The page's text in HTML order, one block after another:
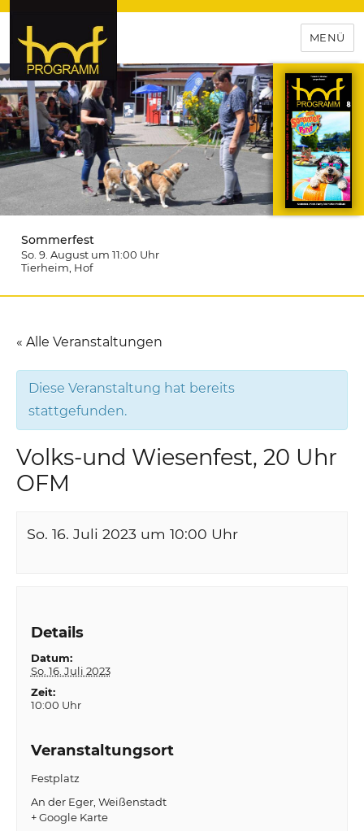
hof-programm – das
Veranstaltungsportal für
Hochfranken
MENÜ
Sommerfest
So. 9. August um 11:00 Uhr
Tierheim , Hof
« Alle Veranstaltungen
Diese Veranstaltung hat bereits
stattgefunden.
Volks-und Wiesenfest, 20 Uhr
OFM
So. 16. Juli 2023 um 10:00 Uhr
Details
Datum:
So. 16. Juli 2023
Zeit:
10:00 Uhr
Veranstaltungsort
Festplatz
An der Eger Weißenstadt
+ Google Karte